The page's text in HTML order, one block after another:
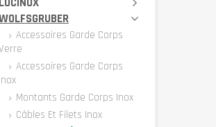
Accessoires Garde Corps
Accessoires Garde Corps
Inox
Montants Garde Corps Inox
Câbles Et Filets Inox